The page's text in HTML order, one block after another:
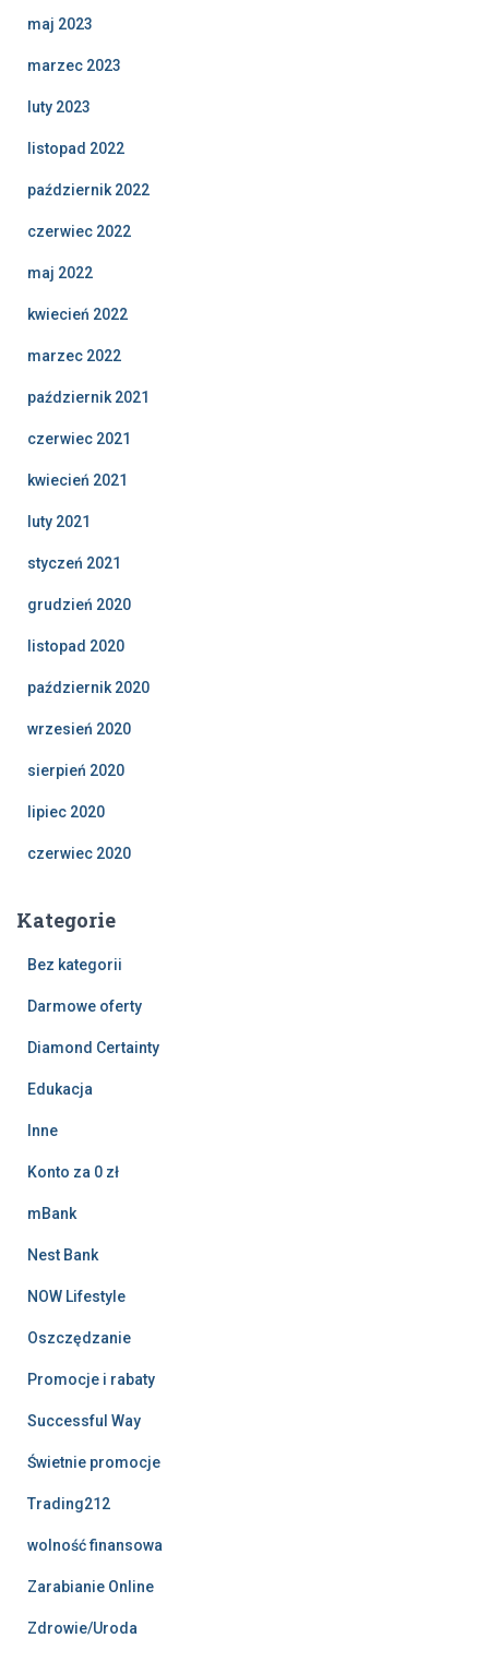
maj 2023
marzec 2023
luty 2023
listopad 2022
październik 2022
czerwiec 2022
maj 2022
kwiecień 2022
marzec 2022
październik 2021
czerwiec 2021
kwiecień 2021
luty 2021
styczeń 2021
grudzień 2020
listopad 2020
październik 2020
wrzesień 2020
sierpień 2020
lipiec 2020
czerwiec 2020
Kategorie
Bez kategorii
Darmowe oferty
Diamond Certainty
Edukacja
Inne
Konto za 0 zł
mBank
Nest Bank
NOW Lifestyle
Oszczędzanie
Promocje i rabaty
Successful Way
Świetnie promocje
Trading212
wolność finansowa
Zarabianie Online
Zdrowie/Uroda